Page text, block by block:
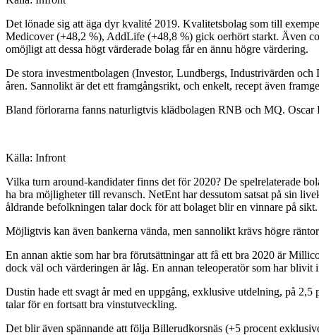
Det lönade sig att äga dyr kvalité 2019. Kvalitetsbolag som till
Medicover (+48,2 %), AddLife (+48,8 %) gick oerhört starkt. Även
omöjligt att dessa högt värderade bolag får en ännu högre värdering.
De stora investmentbolagen (Investor, Lundbergs, Industrivärden
åren. Sannolikt är det ett framgångsrikt, och enkelt, recept även
Bland förlorarna fanns naturligtvis klädbolagen RNB och MQ. Oscar
Källa: Infront
Vilka turn around-kandidater finns det för 2020? De spelrelaterade
ha bra möjligheter till revansch. NetEnt har dessutom satsat på sin
åldrande befolkningen talar dock för att bolaget blir en vinnare på
Möjligtvis kan även bankerna vända, men sannolikt krävs högre
En annan aktie som har bra förutsättningar att få ett bra 2020 är
dock väl och värderingen är låg. En annan teleoperatör som har
Dustin hade ett svagt år med en uppgång, exklusive utdelning, på
talar för en fortsatt bra vinstutveckling.
Det blir även spännande att följa Billerudkorsnäs (+5 procent